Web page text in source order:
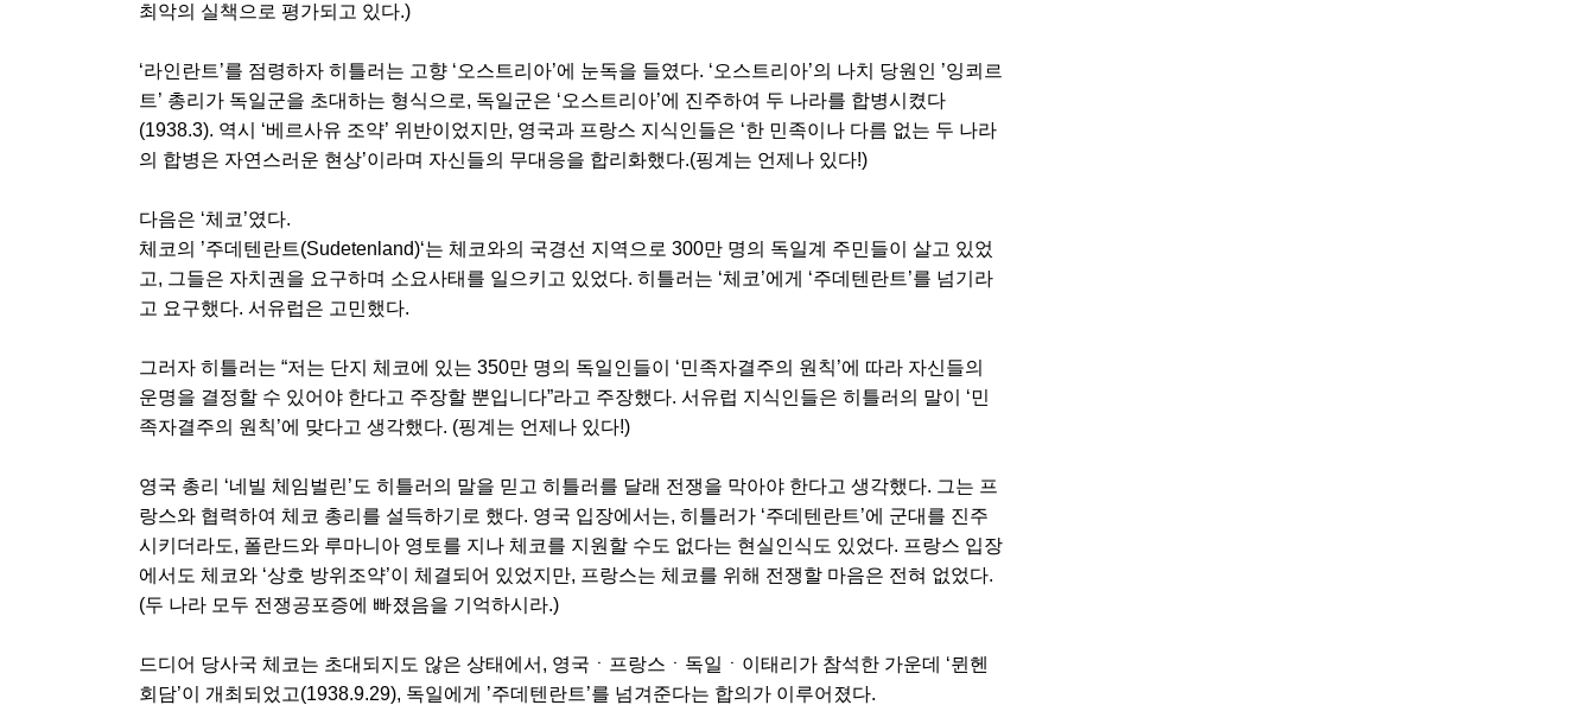
최악의 실책으로 평가되고 있다.)
‘라인란트’를 점령하자 히틀러는 고향 ‘오스트리아’에 눈독을 들였다. ‘오스트리아’의 나치 당원인 ’잉쾨르
트’ 총리가 독일군을 초대하는 형식으로, 독일군은 ‘오스트리아’에 진주하여 두 나라를 합병시켰다
(1938.3). 역시 ‘베르사유 조약’ 위반이었지만, 영국과 프랑스 지식인들은 ‘한 민족이나 다름 없는 두 나라
의 합병은 자연스러운 현상’이라며 자신들의 무대응을 합리화했다.(핑계는 언제나 있다!)
다음은 ‘체코’였다.
체코의 ’주데텐란트(Sudetenland)‘는 체코와의 국경선 지역으로 300만 명의 독일계 주민들이 살고 있었
고, 그들은 자치권을 요구하며 소요사태를 일으키고 있었다. 히틀러는 ‘체코’에게 ‘주데텐란트’를 넘기라
고 요구했다. 서유럽은 고민했다.
그러자 히틀러는 “저는 단지 체코에 있는 350만 명의 독일인들이 ‘민족자결주의 원칙’에 따라 자신들의
운명을 결정할 수 있어야 한다고 주장할 뿐입니다”라고 주장했다. 서유럽 지식인들은 히틀러의 말이 ‘민
족자결주의 원칙’에 맞다고 생각했다. (핑계는 언제나 있다!)
영국 총리 ‘네빌 체임벌린’도 히틀러의 말을 믿고 히틀러를 달래 전쟁을 막아야 한다고 생각했다. 그는 프
랑스와 협력하여 체코 총리를 설득하기로 했다. 영국 입장에서는, 히틀러가 ‘주데텐란트’에 군대를 진주
시키더라도, 폴란드와 루마니아 영토를 지나 체코를 지원할 수도 없다는 현실인식도 있었다. 프랑스 입장
에서도 체코와 ‘상호 방위조약’이 체결되어 있었지만, 프랑스는 체코를 위해 전쟁할 마음은 전혀 없었다.
(두 나라 모두 전쟁공포증에 빠졌음을 기억하시라.)
드디어 당사국 체코는 초대되지도 않은 상태에서, 영국ㆍ프랑스ㆍ독일ㆍ이태리가 참석한 가운데 ‘뮌헨
회담’이 개최되었고(1938.9.29), 독일에게 ’주데텐란트’를 넘겨준다는 합의가 이루어졌다.